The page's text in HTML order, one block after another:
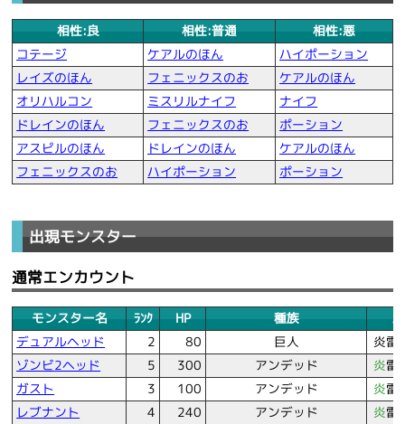
相性:良 相性:普通
相性:悪
コテージ
ケアルのほん
ハイポーション
レイズのほん
フェニックスのお
ケアルのほん
オリハルコン
ミスリルナイフ
ナイフ
ドレインのほん
フェニックスのお
ポーション
アスピルのほん
ドレインのほん
ケアルのほん
フェニックスのお
ハイポーション ポーション
出現モンスター
通常エンカウント
モンスター名 ﾗﾝｸ HP 種族
デュアルヘッド
2 80 巨人 炎雷
ゾンビ2ヘッド
5 300 アンデッド 炎雷
ガスト
3 100 アンデッド 炎雷
レブナント
4 240 アンデッド 炎雷